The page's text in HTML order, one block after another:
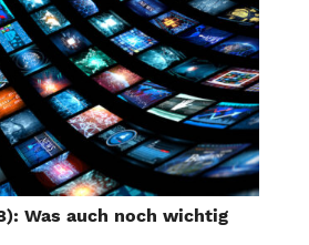
Was auch noch wichtig